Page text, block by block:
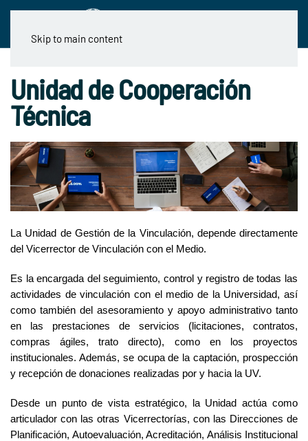
Skip to main content
Unidad de Cooperación
Técnica
La Unidad de Gestión de la Vinculación, depende directamente
del Vicerrector de Vinculación con el Medio.
Es la encargada del seguimiento, control y registro de todas las
actividades de vinculación con el medio de la Universidad, así
como también del asesoramiento y apoyo administrativo tanto
en las prestaciones de servicios (licitaciones, contratos,
compras ágiles, trato directo), como en los proyectos
institucionales. Además, se ocupa de la captación, prospección
y recepción de donaciones realizadas por y hacia la UV.
Desde un punto de vista estratégico, la Unidad actúa como
articulador con las otras Vicerrectorías, con las Direcciones de
Planificación, Autoevaluación, Acreditación, Análisis Institucional